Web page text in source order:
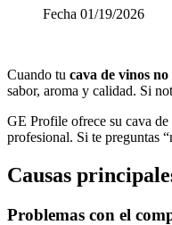
Fecha 01/19/2026
Cuando tu cava de vinos
sabor, aroma y calidad. Si
GE Profile ofrece su cava
profesional. Si te preguntas
Causas
Problemas con el